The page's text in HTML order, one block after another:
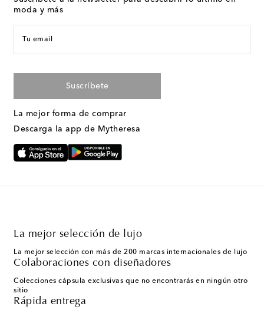
moda y más
Tu email
Suscríbete
La mejor forma de comprar
Descarga la app de Mytheresa
La mejor selección de lujo
La mejor selección con más de 200 marcas internacionales de lujo
Colaboraciones con diseñadores
Colecciones cápsula exclusivas que no encontrarás en ningún otro
sitio
Rápida entrega